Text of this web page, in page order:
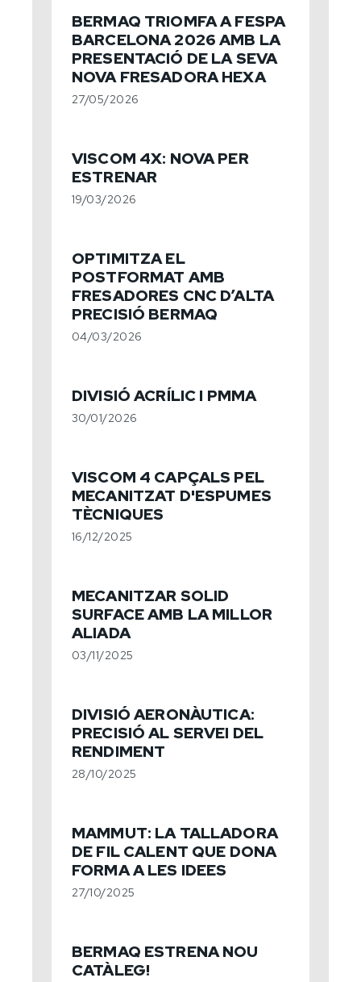
BERMAQ TRIOMFA A FESPA
BARCELONA 2026 AMB LA
PRESENTACIÓ DE LA SEVA
NOVA FRESADORA HEXA
27/05/2026
VISCOM 4X: NOVA PER
ESTRENAR
19/03/2026
OPTIMITZA EL
POSTFORMAT AMB
FRESADORES CNC D’ALTA
PRECISIÓ BERMAQ
04/03/2026
DIVISIÓ ACRÍLIC I PMMA
30/01/2026
VISCOM 4 CAPÇALS PEL
MECANITZAT D'ESPUMES
TÈCNIQUES
16/12/2025
MECANITZAR SOLID
SURFACE AMB LA MILLOR
ALIADA
03/11/2025
DIVISIÓ AERONÀUTICA:
PRECISIÓ AL SERVEI DEL
RENDIMENT
28/10/2025
MAMMUT: LA TALLADORA
DE FIL CALENT QUE DONA
FORMA A LES IDEES
27/10/2025
BERMAQ ESTRENA NOU
CATÀLEG!